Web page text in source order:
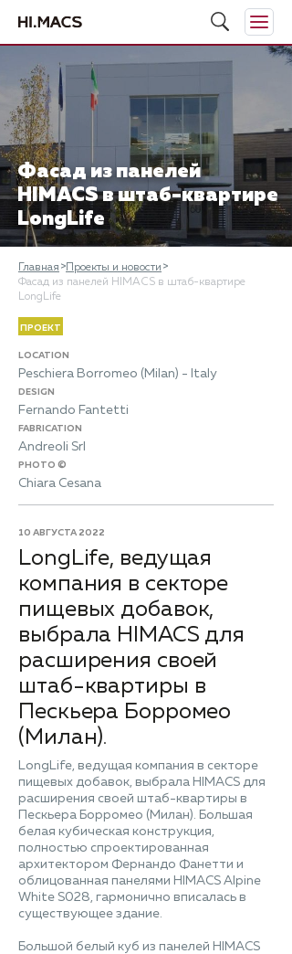
​Фасад из панелей
HIMACS в штаб-квартире
LongLife
Главная
Проекты и новости
​Фасад из панелей HIMACS в штаб-квартире
LongLife
ПРОЕКТ
LOCATION
Peschiera Borromeo (Milan) - Italy
DESIGN
Fernando Fantetti
FABRICATION
Andreoli Srl
PHOTO ©
Chiara Cesana
10 АВГУСТА 2022
LongLife, ведущая
компания в секторе
пищевых добавок,
выбрала HIMACS для
расширения своей
штаб-квартиры в
Пескьера Борромео
(Милан).
LongLife, ведущая компания в секторе
пищевых добавок, выбрала HIMACS для
расширения своей штаб-квартиры в
Пескьера Борромео (Милан). Большая
белая кубическая конструкция,
полностью спроектированная
архитектором Фернандо Фанетти и
облицованная панелями HIMACS Alpine
White S028, гармонично вписалась в
существующее здание.
Большой белый куб из панелей HIMACS